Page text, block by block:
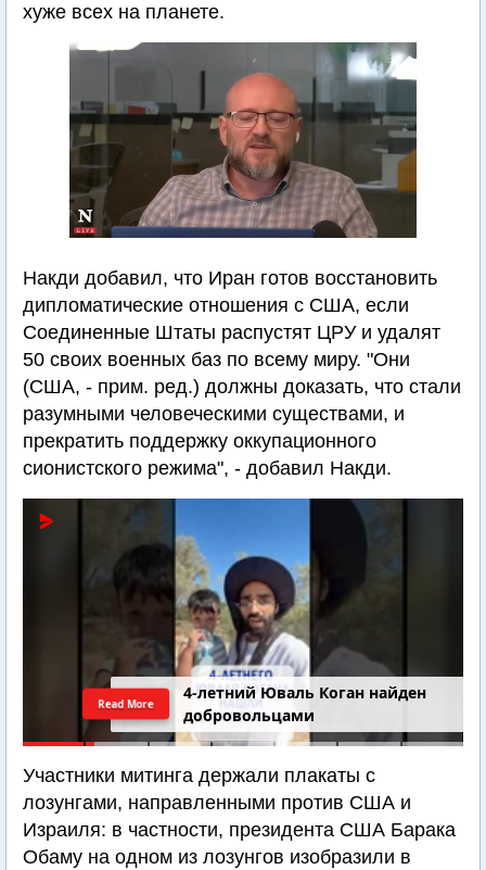
хуже всех на планете.
Накди добавил, что Иран готов восстановить
дипломатические отношения с США, если
Соединенные Штаты распустят ЦРУ и удалят
50 своих военных баз по всему миру. "Они
(США, - прим. ред.) должны доказать, что стали
разумными человеческими существами, и
прекратить поддержку оккупационного
сионистского режима", - добавил Накди.
4-летний Юваль Коган найден
добровольцами
Read More
Участники митинга держали плакаты с
лозунгами, направленными против США и
Израиля: в частности, президента США Барака
Обаму на одном из лозунгов изобразили в